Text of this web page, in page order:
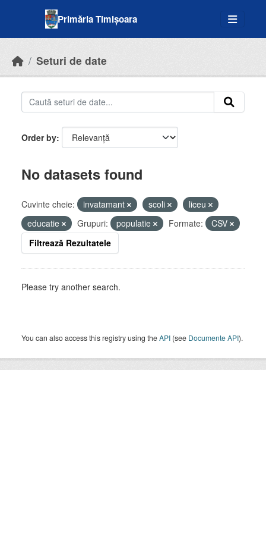
Primăria Timișoara
Seturi de date
Order by
No datasets found
Cuvinte cheie: invatamant scoli
liceu
educatie
Grupuri: populatie Formate:
CSV
Filtrează Rezultatele
Please try another search.
You can also access this registry using theAPI (see Documente API).